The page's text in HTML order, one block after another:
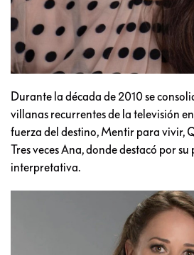
Durante la década de 2010 se
villanas recurrentes de la televisión
fuerza del destino, Mentir para vivir,
Tres veces Ana, donde destacó por
interpretativa.